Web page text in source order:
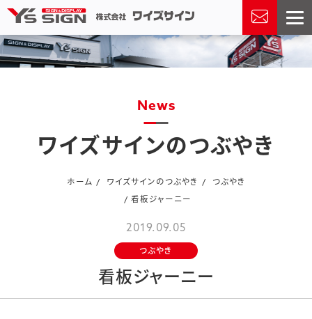
news
ワイズサインのつぶやき
ホーム ワイズサインのつぶやき つぶやき
看板ジャーニー
2019.09.05
つぶやき
看板ジャーニー